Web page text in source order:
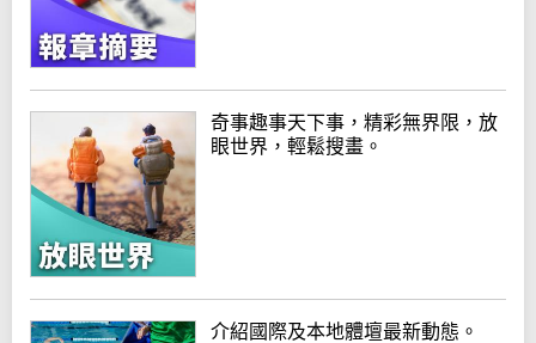
奇事趣事天下事，精彩無界限，放
眼世界，輕鬆搜畫。
介紹國際及本地體壇最新動態。